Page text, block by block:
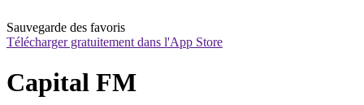
Sauvegarde des favoris
Télécharger gratuitement dans l'App Store
Capital FM